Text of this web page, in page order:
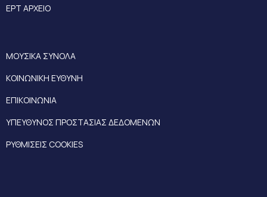
ΕΡΤ ΑΡΧΕΙΟ
ΜΟΥΣΙΚΑ ΣΥΝΟΛΑ
ΚΟΙΝΩΝΙΚΗ ΕΥΘΥΝΗ
ΕΠΙΚΟΙΝΩΝΙΑ
ΥΠΕΥΘΥΝΟΣ ΠΡΟΣΤΑΣΙΑΣ ΔΕΔΟΜΕΝΩΝ
ΡΥΘΜΙΣΕΙΣ COOKIES